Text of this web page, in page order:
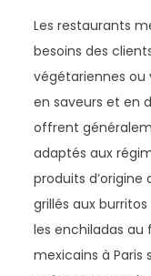
Les restaurants
besoins des
végétariennes ou
en saveurs et en
offrent
adaptés aux
produits
grillés aux
les enchiladas
mexicains à Paris